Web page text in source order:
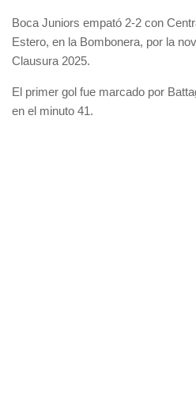
Boca Juniors empató 2-2 con
Estero, en la Bombonera, por la
Clausura 2025.
El primer gol fue marcado por
en el minuto 41.